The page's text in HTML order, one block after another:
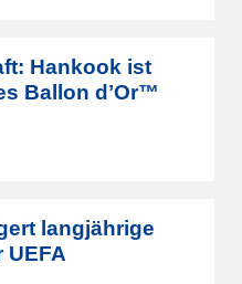
Hankook ist
Ballon dʼOr™
langjährige
UEFA